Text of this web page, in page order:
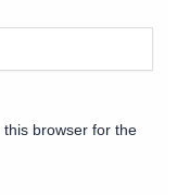
browser for the